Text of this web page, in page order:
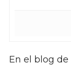
En el blog de